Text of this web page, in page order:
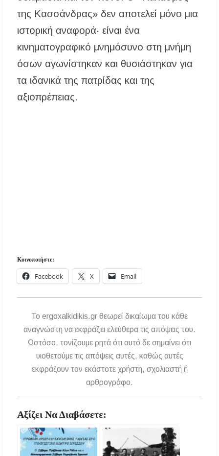
της Κασσάνδρας» δεν αποτελεί μόνο μια
ιστορική αναφορά· είναι ένα
κινηματογραφικό μνημόσυνο στη μνήμη
όσων αγωνίστηκαν και θυσιάστηκαν για
τα ιδανικά της πατρίδας και της
αξιοπρέπειας.
Κοινοποιήστε:
Facebook X Email
To ergoxalkidikis.gr θεωρεί δικαίωμα του κάθε
αναγνώστη να εκφράζει ελεύθερα τις απόψεις του.
Ωστόσο, τονίζουμε ρητά ότι αυτό δε σημαίνει ότι
υιοθετούμε τις απόψεις αυτές, καθώς αυτές
εκφράζουν τον εκάστοτε χρήστη, σχολιαστή ή
αρθρογράφο.
Αξίζει Να Διαβάσετε: